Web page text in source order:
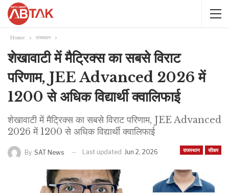
Home राजस्थान
शेखावाटी में मैट्रिक्स का सबसे विराट
परिणाम, JEE Advanced 2026 में
1200 से अधिक विद्यार्थी क्वालिफाई
शेखावाटी में मैट्रिक्स का सबसे विराट परिणाम, JEE Advanced
2026 में 1200 से अधिक विद्यार्थी क्वालिफाई
राजस्थान सीकर
By SAT News Last updated Jun 2, 2026